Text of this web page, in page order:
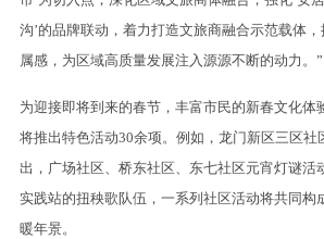
沟’的品牌联动，着力打造文旅商融合示范载体
属感，为区域高质量发展注入源源不断的动力。”
为迎接即将到来的春节，丰富市民的新春文化体
将推出特色活动30余项。例如，龙门新区三区社
出，广场社区、桥东社区、东七社区元宵灯谜活
实践站的扭秧歌队伍，一系列社区活动将共同构
暖年景。